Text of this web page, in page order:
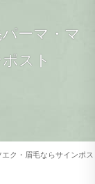
ーマ・マ
スト
ク・眉毛ならサインポス